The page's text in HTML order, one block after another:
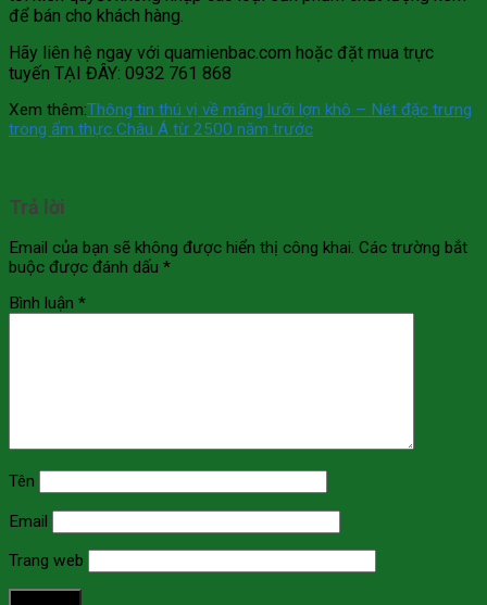
để bán cho khách hàng.
Hãy liên hệ ngay với quamienbac.com hoặc đặt mua trực
tuyến TẠI ĐÂY: 0932 761 868
Xem thêm:Thông tin thú vị về măng lưỡi lợn khô – Nét đặc trưng
trong ẩm thực Châu Á từ 2500 năm trước
Trả lời
Email của bạn sẽ không được hiển thị công khai. Các trường bắt
buộc được đánh dấu *
Bình luận *
Tên
Email
Trang web